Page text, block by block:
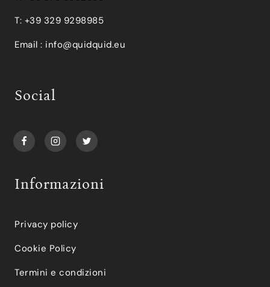
T: +39 329 9298985
Email : info@quidquid.eu
Social
Informazioni
Privacy policy
Cookie Policy
Termini e condizioni